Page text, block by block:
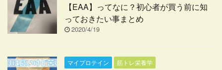
【EAA】ってなに？初心者が買う前に知
っておきたい事まとめ
2020/4/19
マイプロテイン 筋トレ栄養学